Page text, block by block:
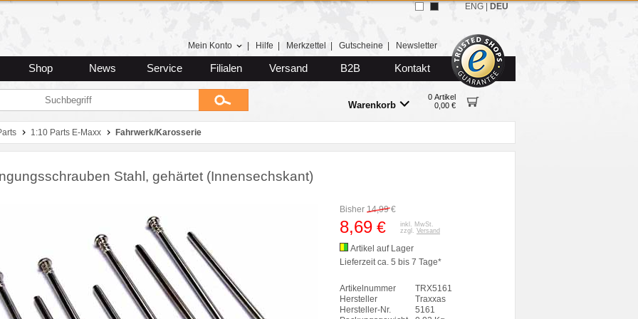
Mein Konto Hilfe Merkzettel Gutscheine Newsletter
Shop News Service Filialen Versand B2B Kontakt
Warenkorb
0 Artikel
0,00 €
ENG DEU
1:10 Parts E-Maxx Fahrwerk/Karosserie
Stahl, gehärtet (Innensechskant)
Bisher 14,99€
8,69 €
inkl. MwSt.
zzgl. Versand
Artikel auf Lager
Lieferzeit ca. 5 bis 7 Tage*
Artikelnummer
TRX5161
Hersteller
Traxxas
Hersteller-Nr.
5161